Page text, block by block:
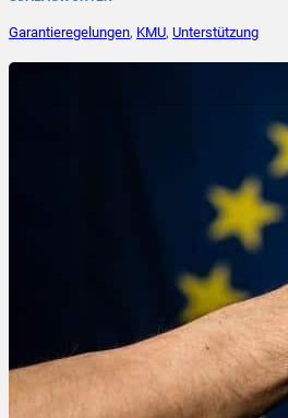
Garantieregelungen, KMU, Unterstützung